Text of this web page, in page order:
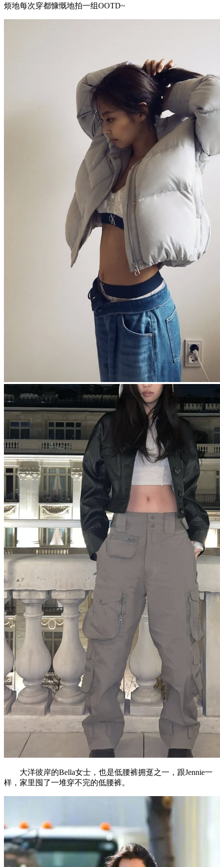
烦地每次穿都慷慨地拍一组OOTD~
大洋彼岸的Bella女士，也是低腰裤拥趸之一，跟Jennie一
样，家里囤了一堆穿不完的低腰裤。